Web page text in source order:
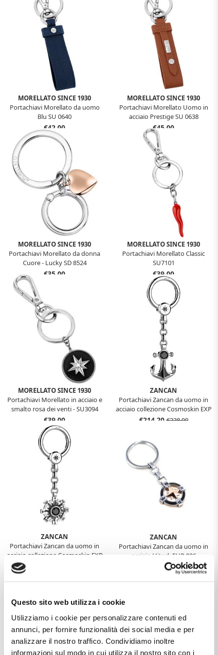
Questo sito web utilizza i cookie
Utilizziamo i cookie per personalizzare contenuti ed
annunci, per fornire funzionalità dei social media e per
analizzare il nostro traffico. Condividiamo inoltre
informazioni sul modo in cui utilizza il nostro sito con i
MORELLATO SINCE 1930
Portachiavi Morellato da uomo
Blu SU 0640
€42,00
MORELLATO SINCE 1930
Portachiavi Morellato Uomo in
acciaio Prestige SU 0638
€45,00
MORELLATO SINCE 1930
Portachiavi Morellato da donna
Cuore - Lucky SD 8524
€35,00
MORELLATO SINCE 1930
Portachiavi Morellato Classic
SU7101
€39,00
MORELLATO SINCE 1930
Portachiavi Morellato in acciaio e
smalto rosa dei venti - SU3094
€39,00
ZANCAN
Portachiavi Zancan da uomo in
acciaio collezione Cosmoskin EXP
089
€214,20€238,00
ZANCAN
Portachiavi Zancan da uomo in
acciaio collezione Cosmoskin EXP
ZANCAN
Portachiavi Zancan da uomo in
acciaio Hiteck EHP 086
€88,20€98,00